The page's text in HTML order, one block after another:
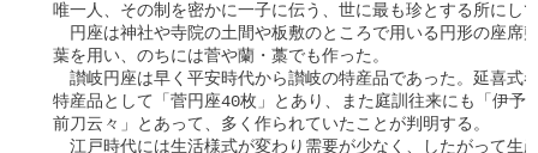
唯一人、その制を密かに一子に伝う、世に最も珍とする所にし
円座は神社や寺院の土間や板敷のところで用いる円形の座席
葉を用い、のちには菅や蘭・藁でも作った。
讃岐円座は早く平安時代から讃岐の特産品であった。延喜式
特産品として「菅円座40枚」とあり、また庭訓往来にも「伊予
前刀云々」とあって、多く作られていたことが判明する。
江戸時代には生活様式が変わり需要が少なく、したがって生